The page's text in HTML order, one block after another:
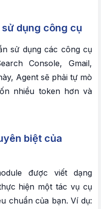
sử dụng công cụ
sử dụng các công cụ
Console, Gmail,
Agent sẽ phải tự mò
nhiều token hơn và
biệt của
được viết dạng
hiện một tác vụ cụ
chuẩn của bạn. Ví dụ: